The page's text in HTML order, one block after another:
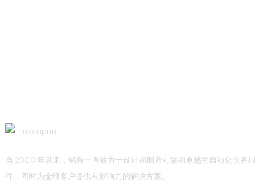
自 2008 年以来，铭新一直致力于设计和制造可靠和卓越的自动化设备组
件，同时为全球客户提供有影响力的解决方案。